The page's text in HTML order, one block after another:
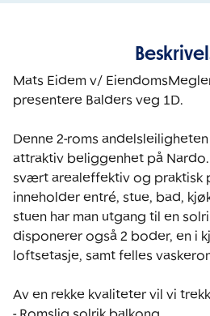
Mats Eidem v/
presentere Balders veg 1D.
Denne 2-roms
attraktiv beliggenhet på
svært arealeffektiv og praktisk
inneholder entré, stue, bad,
stuen har man utgang til en
disponerer også 2 boder, en i
loftsetasje, samt felles
Av en rekke kvaliteter vil vi